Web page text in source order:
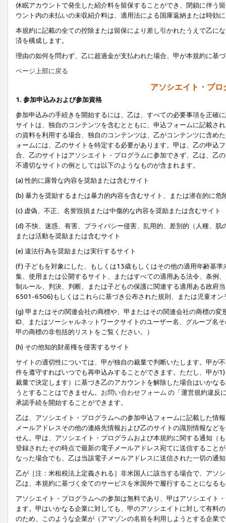
休眠アカウントで発生した紹介料を留保することができ、閉鎖に伴う
ウント内の未払いの未収紹介料は、適用法による国庫返納または時効
本規約に記載の全ての控除または留保により差し引かれたうえで乙に
済を構成します。
理由の如何を問わず、乙に超過金が支払われた場合、甲が本規約に基
ページ上部に戻る
アソシエイト・プ
1. 参加申込みおよび参加資格
参加申込みの手続きを開始するには、乙は、すべての必要事項を正確
サイトは、独自のコンテンツを含むとともに、申込フォームに記載さ
の資料を利用する場合、独自のコンテンツは、乙がコンテンツに含め
ォームには、乙のサイトを特定する必要があります。甲は、乙の申込
合、乙のサイトはアソシエイト・プログラムに参加できず、乙は、乙
不適切なサイトの例としては以下のようなものが含まれます。
(a) 性的に露骨な内容を奨励または含むサイト
(b) 暴力を奨励するまたは暴力的内容を含むサイト、または潜在的に
(c) 虚偽、不正、名誉毀損または中傷的な内容を奨励または含むサイト
(d) 不快、迷惑、有害、プライバシー侵害、乱用的、差別的（人種、
または活動を奨励または含むサイト
(e) 違法行為を奨励または実行するサイト
(f) 子どもを対象にした、もしくは13歳もしくはその他の適用年齢基
集、使用または公開するサイト、またはすべての適用ある法令、条例
制ルール、判決、判断、または子どもの保護に関連する適用ある政府
6501-6506)もしくはこれらに基づき公布された規則、または児童オン
(g) 甲またはその関連会社の商標や、甲またはその関連会社の商標の
ID、またはソーシャルネットワークサイトのユーザー名、グループ名
甲の商標の非包括的リストをご覧ください。）
(h) その他知的財産権を侵害するサイト
サイトの適切性については、甲が独自の裁量で判断いたします。甲が
件を遵守すればいつでも再申込みすることができます。ただし、甲が
裁量で決定します）に基づき乙のアカウントを解除した場合はいかな
うとすることはできません。 お問い合わせフォーム の「運営規約違反
承認手続を開始することができます。
乙は、アソシエイト・プログラムへの参加申込フォームに記載した情
メールアドレスその他の連絡先情報および乙のサイトの識別情報など
せん。甲は、アソシエイト・プログラムおよび本規約に関する通知（
登録されたその時点で最新の電子メールアドレス宛てに送信すること
なった場合でも、乙は当該電子メールアドレスに送信された一切の通
乙が［注：米租税法上定義される］非米国人に該当する場合で、アソ
乙は、本規約に基づく全てのサービスを米国外で履行することになる
アソシエイト・プログラムへの参加は無料であり、甲はアソシエイト
ます。甲はいかなる企業に対しても、甲のアソシエイトに対して有料
のため、このような企業が（アマゾンの名前を利用しようとする企業